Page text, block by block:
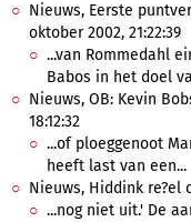
Nieuws, Eerste
oktober 2002, 21:22:39
...van Rommedahl
Babos in het doel
Nieuws, OB: Kevin
18:12:32
...of ploeggenoot
heeft last van een...
Nieuws, Hiddink re?el
...nog niet uit.' De